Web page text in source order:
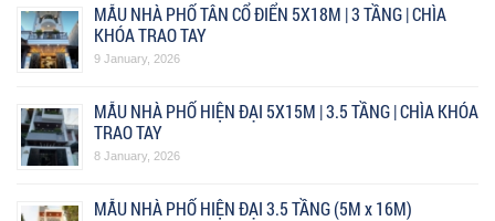
MẪU NHÀ PHỐ TÂN CỔ ĐIỂN 5X18M | 3 TẦNG | CHÌA
KHÓA TRAO TAY
9 January, 2026
MẪU NHÀ PHỐ HIỆN ĐẠI 5X15M | 3.5 TẦNG | CHÌA KHÓA
TRAO TAY
8 January, 2026
MẪU NHÀ PHỐ HIỆN ĐẠI 3.5 TẦNG (5M x 16M)